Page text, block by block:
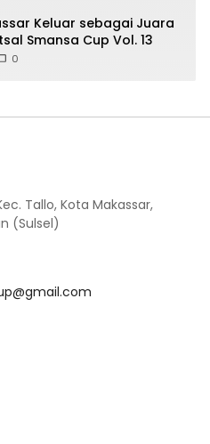
Keluar sebagai Juara
Smansa Cup Vol. 13
0
Tallo, Kota Makassar,
(Sulsel)